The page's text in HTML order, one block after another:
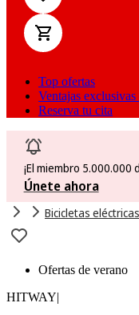
Top ofertas
Ventajas
Reserva tu cita
¡El miembro
Únete ahora
Bicicletas eléctricas
Ofertas de verano
HITWAY|